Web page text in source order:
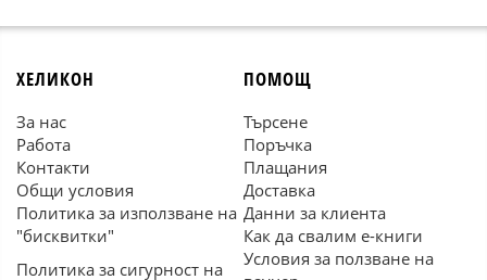
ХЕЛИКОН
За нас
Работа
Контакти
Общи условия
Политика за използване на
"бисквитки"
Политика за сигурност на
ПОМОЩ
Търсене
Поръчка
Плащания
Доставка
Данни за клиента
Как да свалим е-книги
Условия за ползване на